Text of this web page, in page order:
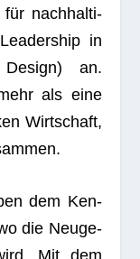
für nach­hal­ti­
in
an.
als eine
Wirt­schaft,
dem Ken­
die Neu­ge­